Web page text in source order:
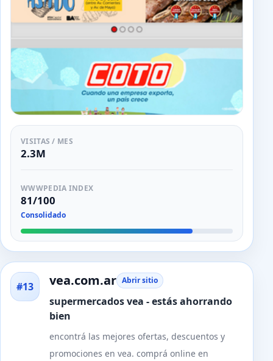
VISITAS / MES
2.3M
WWWPEDIA INDEX
81/100
Consolidado
#13 vea.com.ar Abrir sitio
supermercados vea - estás ahorrando
bien
encontrá las mejores ofertas, descuentos y
promociones en vea. comprá online en